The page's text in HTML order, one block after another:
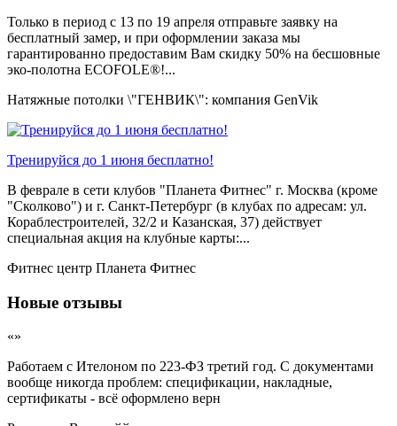
Только в период c 13 по 19 апреля отправьте заявку на
бесплатный замер, и при оформлении заказа мы
гарантированно предоставим Вам скидку 50% на бесшовные
эко-полотна ECOFOLE®!...
Натяжные потолки \"ГЕНВИК\": компания GenVik
Тренируйся до 1 июня бесплатно!
В феврале в сети клубов "Планета Фитнес" г. Москва (кроме
"Сколково") и г. Санкт-Петербург (в клубах по адресам: ул.
Кораблестроителей, 32/2 и Казанская, 37) действует
специальная акция на клубные карты:...
Фитнес центр Планета Фитнес
Новые отзывы
«»
Работаем с Ителоном по 223-ФЗ третий год. С документами
вообще никогда проблем: спецификации, накладные,
сертификаты - всё оформлено верн